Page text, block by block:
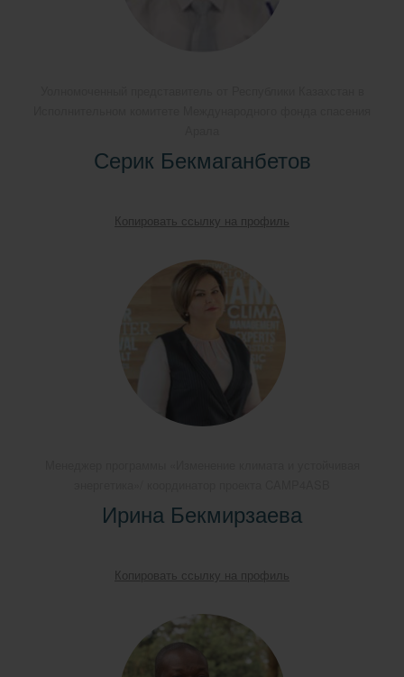
Серик Бекмаганбетов
Копировать ссылку на профиль
Ирина Бекмирзаева
Копировать ссылку на профиль